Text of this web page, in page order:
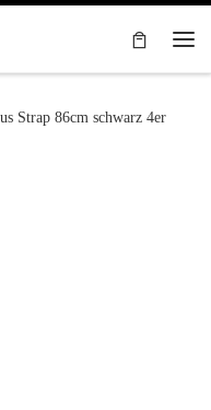
Strap 86cm schwarz 4er